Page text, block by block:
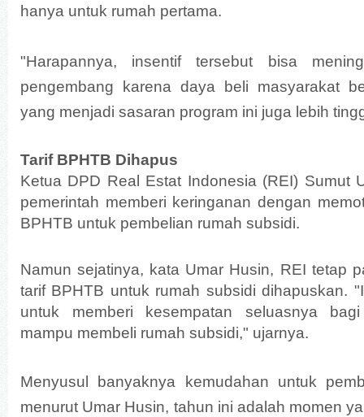
hanya untuk rumah pertama.
"Harapannya, insentif tersebut bisa
pengembang karena daya beli masyarakat
yang menjadi sasaran program ini juga lebih
Tarif BPHTB Dihapus
Ketua DPD Real Estat Indonesia (REI) Sumut
pemerintah memberi keringanan dengan
BPHTB untuk pembelian rumah subsidi.
Namun sejatinya, kata Umar Husin, REI tetap
tarif BPHTB untuk rumah subsidi dihapuskan.
untuk memberi kesempatan seluasnya
mampu membeli rumah subsidi," ujarnya.
Menyusul banyaknya kemudahan untuk
menurut Umar Husin, tahun ini adalah momen